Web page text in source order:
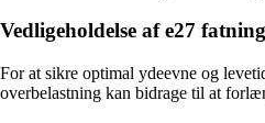
Vedligeholdelse af e27
For at sikre optimal ydeevne og
overbelastning kan bidrage til at